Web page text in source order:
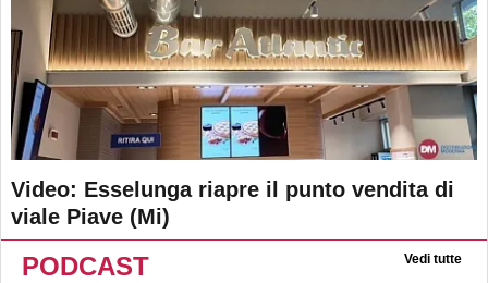
Video: Esselunga riapre il punto vendita di
viale Piave (Mi)
PODCAST Vedi tutte